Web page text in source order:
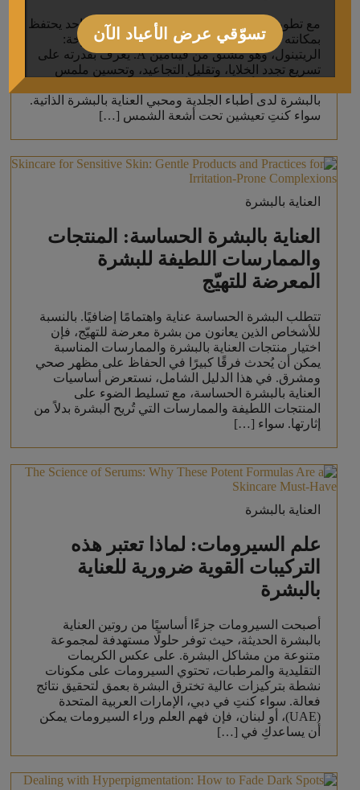
مع تطور صناعة التجميل، لا يزال هناك مكون واحد يحتفظ
بمكانته كمعيار ذهبي في مجال مكافحة الشيخوخة:
الريتينول، وهو مشتق من فيتامين A. يُعرف بقدرته على
تسريع تجدد الخلايا، وتقليل التجاعيد، وتحسين ملمس
بالبشرة لدى أطباء الجلدية ومحبي العناية بالبشرة الذاتية.
سواء كنتِ تعيشين تحت أشعة الشمس […]
العناية بالبشرة
العناية بالبشرة الحساسة: المنتجات
والممارسات اللطيفة للبشرة
المعرضة للتهيّج
تتطلب البشرة الحساسة عناية واهتمامًا إضافيًا. بالنسبة
للأشخاص الذين يعانون من بشرة معرضة للتهيّج، فإن
اختيار منتجات العناية بالبشرة والممارسات المناسبة
يمكن أن يُحدث فرقًا كبيرًا في الحفاظ على مظهر صحي
ومشرق. في هذا الدليل الشامل، نستعرض أساسيات
العناية بالبشرة الحساسة، مع تسليط الضوء على
المنتجات اللطيفة والممارسات التي تُريح البشرة بدلاً من
إثارتها. سواء […]
العناية بالبشرة
علم السيرومات: لماذا تعتبر هذه
التركيبات القوية ضرورية للعناية
بالبشرة
أصبحت السيرومات جزءًا أساسيًا من روتين العناية
بالبشرة الحديثة، حيث توفر حلولًا مستهدفة لمجموعة
متنوعة من مشاكل البشرة. على عكس الكريمات
التقليدية والمرطبات، تحتوي السيرومات على مكونات
نشطة بتركيزات عالية تخترق البشرة بعمق لتحقيق نتائج
فعالة. سواء كنتِ في دبي، الإمارات العربية المتحدة
(UAE)، أو لبنان، فإن فهم العلم وراء السيرومات يمكن
أن يساعدكِ في […]
تسوّقي عرض الأعياد الآن